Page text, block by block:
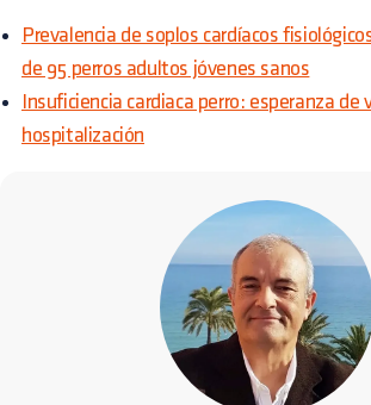
Prevalencia de soplos cardíacos
de 95 perros adultos jóvenes sanos
Insuficiencia cardiaca perro: esperanza de
hospitalización